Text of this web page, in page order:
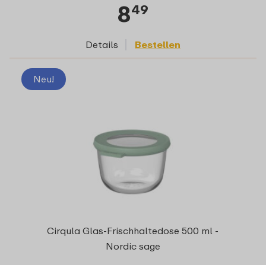
849
Details Bestellen
Neu!
Cirqula Glas-Frischhaltedose 500 ml -
Nordic sage